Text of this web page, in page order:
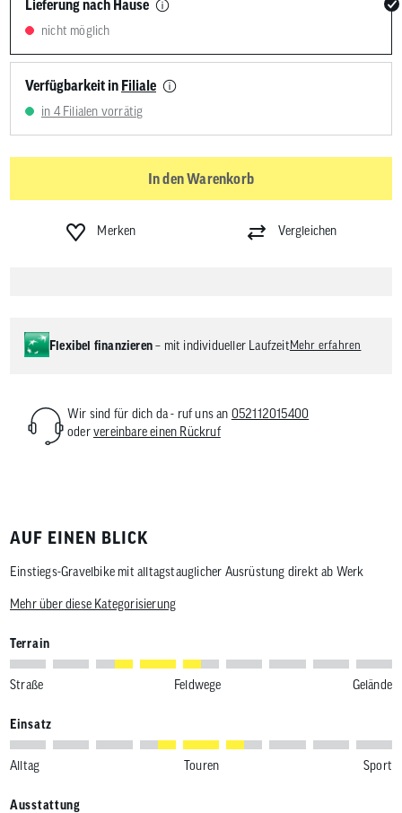
Lieferung nach Hause
nicht möglich
Verfügbarkeit in Filiale
in 4 Filialen vorrätig
In den Warenkorb
Merken Vergleichen
Flexibel finanzieren– mit individueller Laufzeit Mehr erfahren
Wir sind für dich da - ruf uns an 052112015400
odervereinbare einen Rückruf
AUF EINEN BLICK
Einstiegs-Gravelbike mit alltagstauglicher Ausrüstung direkt ab Werk
Mehr über diese Kategorisierung
Terrain
Straße Feldwege Gelände
Einsatz
Alltag Touren Sport
Ausstattung